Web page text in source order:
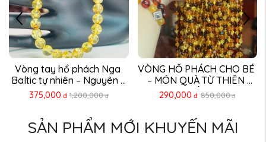
VÒNG HỔ PHÁCH CHO BÉ
– MÓN QUÀ TỪ THIÊN
NHIÊN ...
290,000đ 850,000 đ
Vòng hổ phách lắc chân
mix nhiều màu
250,000 đ 500,000 đ
SẢN PHẨM MỚI KHUYẾN MÃI